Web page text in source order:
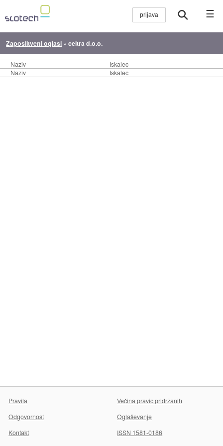
☰
Zaposlitveni oglasi »celtra d.o.o.
Naziv
Iskalec
Naziv
Iskalec
Pravila
Večina pravic pridržanih
Odgovornost
Oglaševanje
Kontakt
ISSN 1581-0186